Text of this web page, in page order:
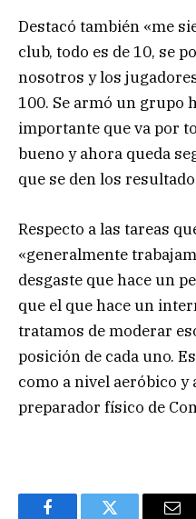
Destacó también «me
club, todo es de 10, se
nosotros y los
100. Se armó un grupo
importante que va por
bueno y ahora queda
que se den los
Respecto a las tareas
«generalmente
desgaste que hace un
que el que hace un
tratamos de moderar
posición de cada uno.
como a nivel aeróbico y
preparador físico de